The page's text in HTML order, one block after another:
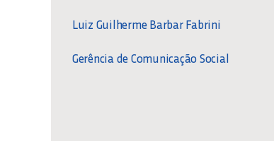
Luiz Guilherme Barbar Fabrini
Gerência de Comunicação Social